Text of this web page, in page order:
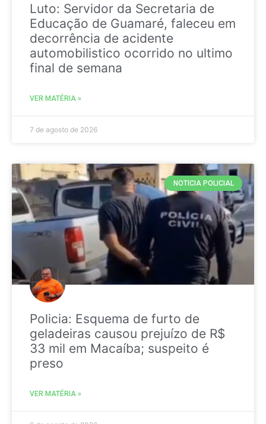
Luto: Servidor da Secretaria de
Educação de Guamaré, faleceu em
decorrência de acidente
automobilistico ocorrido no ultimo
final de semana
VER MATÉRIA »
7 de agosto de 2026
NOTICIA POLICIAL
Policia: Esquema de furto de
geladeiras causou prejuízo de R$
33 mil em Macaíba; suspeito é
preso
VER MATÉRIA »